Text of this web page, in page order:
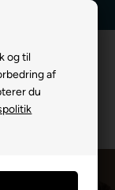
og til
af
du